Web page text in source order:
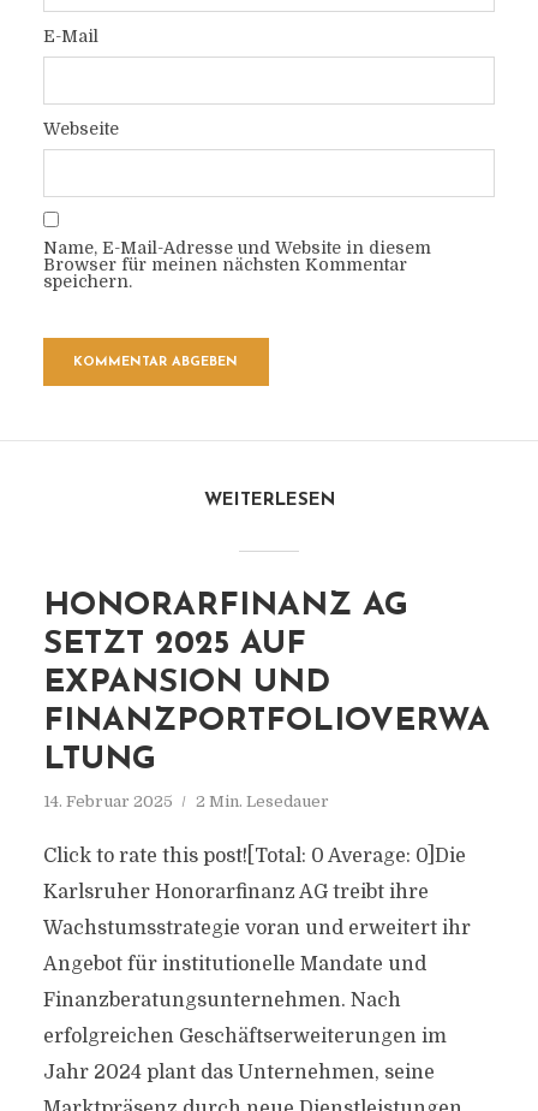
E-Mail
Webseite
Name, E-Mail-Adresse und Website in diesem
Browser für meinen nächsten Kommentar
speichern.
WEITERLESEN
HONORARFINANZ AG
SETZT 2025 AUF
EXPANSION UND
FINANZPORTFOLIOVERWA
LTUNG
14. Februar 2025 2 Min. Lesedauer
Click to rate this post![Total: 0 Average: 0]Die
Karlsruher Honorarfinanz AG treibt ihre
Wachstumsstrategie voran und erweitert ihr
Angebot für institutionelle Mandate und
Finanzberatungsunternehmen. Nach
erfolgreichen Geschäftserweiterungen im
Jahr 2024 plant das Unternehmen, seine